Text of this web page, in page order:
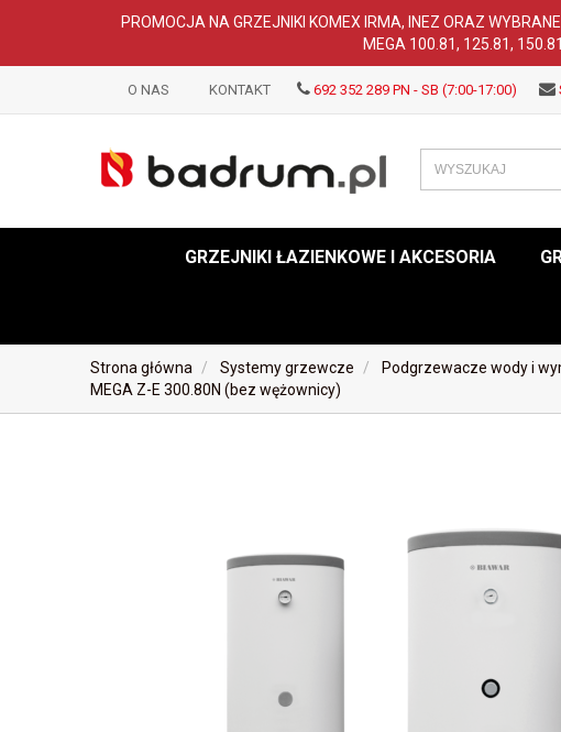
PROMOCJA NA GRZEJNIKI KOMEX IRMA, INEZ ORAZ
MEGA 100.81, 125.81,
O NAS KONTAKT 692 352 289 PN - SB (7:00-17:00)
GRZEJNIKI ŁAZIENKOWE I AKCESORIA
Strona główna Systemy grzewcze Podgrzewacze wody i
MEGA Z-E 300.80N (bez wężownicy)